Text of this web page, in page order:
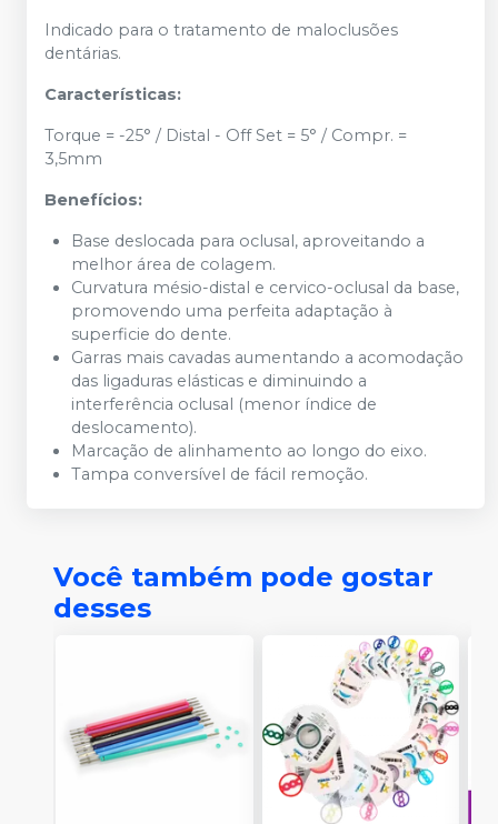
Indicado para o tratamento de maloclusões
dentárias.
Características:
Torque = -25° / Distal - Off Set = 5° / Compr. =
3,5mm
Benefícios:
Base deslocada para oclusal, aproveitando a
melhor área de colagem.
Curvatura mésio-distal e cervico-oclusal da base,
promovendo uma perfeita adaptação à
superficie do dente.
Garras mais cavadas aumentando a acomodação
das ligaduras elásticas e diminuindo a
interferência oclusal (menor índice de
deslocamento).
Marcação de alinhamento ao longo do eixo.
Tampa conversível de fácil remoção.
Você também pode gostar
desses